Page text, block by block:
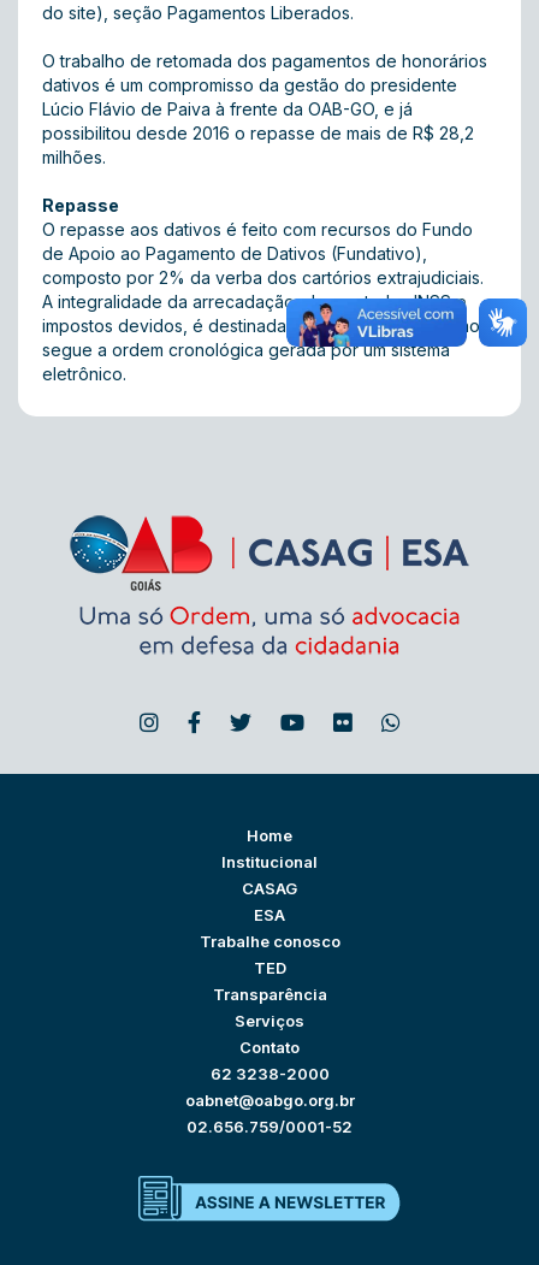
do site), seção Pagamentos Liberados.
O trabalho de retomada dos pagamentos de honorários
dativos é um compromisso da gestão do presidente
Lúcio Flávio de Paiva à frente da OAB-GO, e já
possibilitou desde 2016 o repasse de mais de R$ 28,2
milhões.
Repasse
O repasse aos dativos é feito com recursos do Fundo
de Apoio ao Pagamento de Dativos (Fundativo),
composto por 2% da verba dos cartórios extrajudiciais.
A integralidade da arrecadação, descontados INSS e
impostos devidos, é destinada à categoria. A liberação
segue a ordem cronológica gerada por um sistema
eletrônico.
Home
Institucional
CASAG
ESA
Trabalhe conosco
TED
Transparência
Serviços
Contato
62 3238-2000
oabnet@oabgo.org.br
02.656.759/0001-52